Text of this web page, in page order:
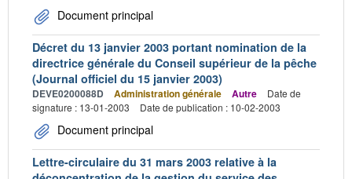
Document principal
Décret du 13 janvier 2003 portant nomination de la
directrice générale du Conseil supérieur de la pêche
(Journal officiel du 15 janvier 2003)
DEVE0200088D Administration générale Autre
Date de
signature : 13-01-2003
Date de publication : 10-02-2003
Document principal
Lettre-circulaire du 31 mars 2003 relative à la